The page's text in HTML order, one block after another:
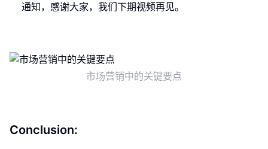
通知，感谢大家，我们下期视频再见。
市场营销中的关键要点
Conclusion: